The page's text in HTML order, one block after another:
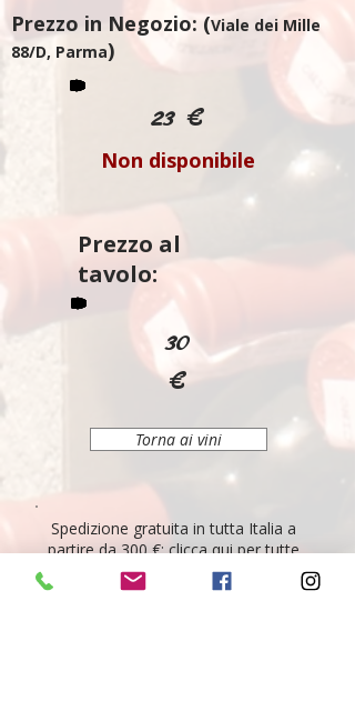
Prezzo in Negozio: (Viale dei Mille
88/D, Parma)
23 €
Non disponibile
Prezzo al
tavolo:
30
€
Torna ai vini
Spedizione gratuita in tutta Italia a
partire da 300 €:clicca qui per tutte
le condizioni.
Passa a trovarci
a Parma, mandaci